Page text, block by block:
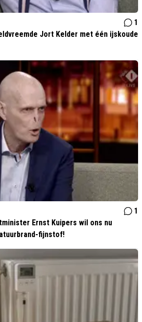
1
Jort Kelder met één ijskoude
1
Ernst Kuipers wil ons nu
fijnstof!